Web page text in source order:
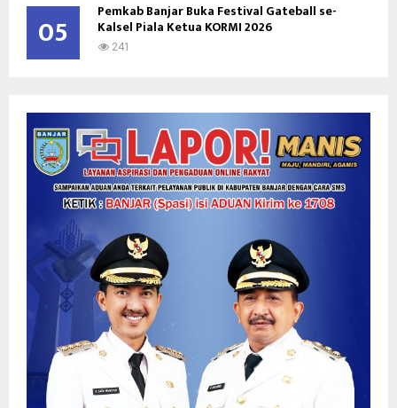
05 Pemkab Banjar Buka Festival Gateball se-
Kalsel Piala Ketua KORMI 2026
241